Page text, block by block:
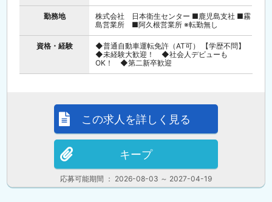
勤務地
株式会社 日本衛生センター ■鹿児島支社 ■霧
島営業所 ■阿久根営業所 ※転勤無し
資格・経験
◆普通自動車運転免許（AT可） 【学歴不問】
◆未経験大歓迎！ ◆社会人デビューも
OK！ ◆第二新卒歓迎
応募可能期間 ： 2026-08-03 ～ 2027-04-19
この求人を詳しく見る
キープ